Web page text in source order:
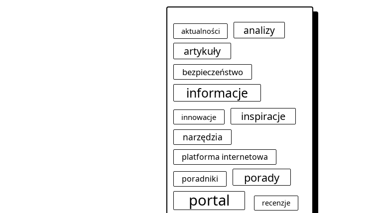
aktualności
analizy
artykuły
bezpieczeństwo
informacje
innowacje inspiracje
narzędzia
platforma internetowa
poradniki
porady
portal recenzje